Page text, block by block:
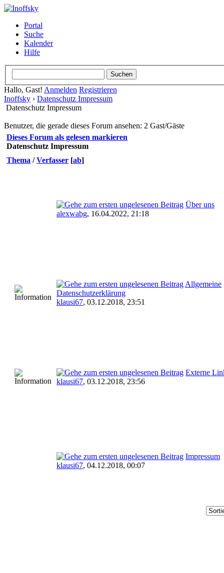
Portal
Suche
Kalender
Hilfe
Hallo, Gast! Anmelden Registrieren
Inoffsky › Datenschutz Impressum
Datenschutz Impressum
Benutzer, die gerade dieses Forum ansehen: 2 Gast/Gäste
Dieses Forum als gelesen markieren
Datenschutz Impressum
Thema /Verfasser [ab]
Über uns
alexwabg, 16.04.2022, 21:18
Allgemeine
Datenschutzerklärung
klausi67, 03.12.2018, 23:51
Externe
klausi67, 03.12.2018, 23:56
Impressum
klausi67, 04.12.2018, 00:07